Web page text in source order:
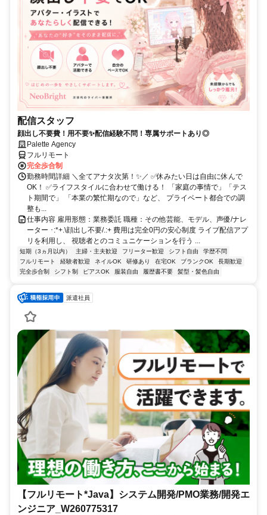
配信スタッフ
顔出し不要費！用不要✨配信経験不問！専属サポートあり◎
Palette Agency
フルリモート
完全歩合制
勤務時間詳細 ＼全てアナタ次第！✨／ ✅休みたい日は自由に休んで
OK！ ✅ライフスタイルに合わせて働ける！ 「家庭の事情で」「テス
ト期間で」 「本業の繁忙期なので」など、 プライベート都合での調
整も...
仕事内容 雇用形態：業務委託 職種：その他芸能、モデル、声優/ナレ
ーター ･:*+.\顔出し不要/.:+ 費用は完全0円の安心制度 ライブ配信アプ
リを利用し、 視聴者とのコミュニケーションを行う ...
短期（3ヵ月以内） 主婦・主夫歓迎 フリーター歓迎 シフト自由
学歴不問
フルリモート
経験者歓迎 ネイルOK 研修あり 在宅OK ブランクOK
長期歓迎
完全歩合制
シフト制 ピアスOK 服装自由 履歴書不要 髪型・髪色自由
派遣社員
【フルリモート*Java】システム開発/PMO業務/開発エ
ンジニア_W260775317